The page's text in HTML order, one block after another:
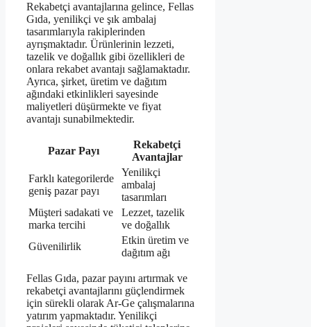
Rekabetçi avantajlarına gelince, Fellas
Gıda, yenilikçi ve şık ambalaj
tasarımlarıyla rakiplerinden
ayrışmaktadır. Ürünlerinin lezzeti,
tazelik ve doğallık gibi özellikleri de
onlara rekabet avantajı sağlamaktadır.
Ayrıca, şirket, üretim ve dağıtım
ağındaki etkinlikleri sayesinde
maliyetleri düşürmekte ve fiyat
avantajı sunabilmektedir.
Pazar Payı
Rekabetçi
Avantajlar
Farklı kategorilerde
geniş pazar payı
Yenilikçi
ambalaj
tasarımları
Müşteri sadakati ve
marka tercihi
Lezzet, tazelik
ve doğallık
Güvenilirlik
Etkin üretim ve
dağıtım ağı
Fellas Gıda, pazar payını artırmak ve
rekabetçi avantajlarını güçlendirmek
için sürekli olarak Ar-Ge çalışmalarına
yatırım yapmaktadır. Yenilikçi